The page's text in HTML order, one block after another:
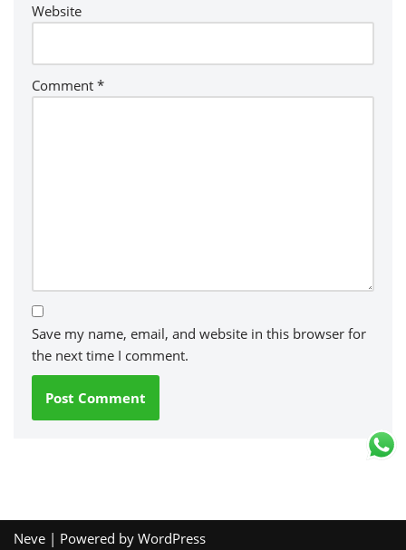
Website
Comment *
Save my name, email, and website in this browser for
the next time I comment.
Neve | Powered by WordPress